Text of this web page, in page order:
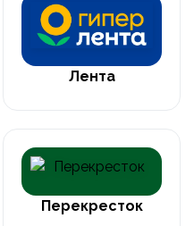
Лента
Перекресток